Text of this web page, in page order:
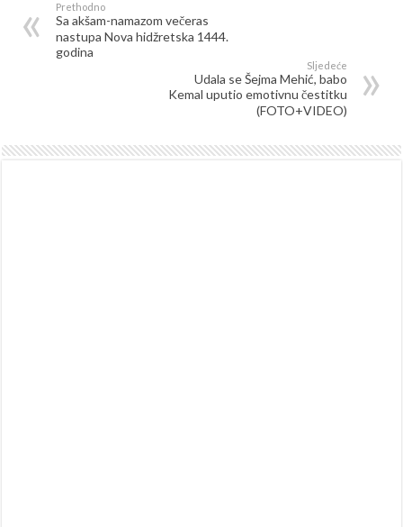
Prethodno
Sa akšam-namazom večeras
nastupa Nova hidžretska 1444.
godina
Sljedeće
Udala se Šejma Mehić, babo
Kemal uputio emotivnu čestitku
(FOTO+VIDEO)